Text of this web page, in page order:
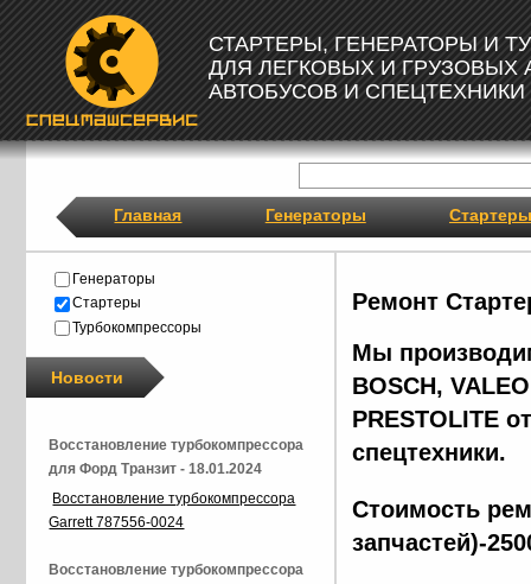
СТАРТЕРЫ, ГЕНЕРАТОРЫ И
ДЛЯ ЛЕГКОВЫХ И ГРУЗОВЫХ
АВТОБУСОВ И СПЕЦТЕХНИКИ
Главная Генераторы Стартеры
Ремонт
Мы
BOSCH,
PRESTOLITE
спецтехники.
Стоимость
запчастей)-
Генераторы
Стартеры
Турбокомпрессоры
Новости
Восстановление турбокомпрессора
для Форд Транзит - 18.01.2024
Восстановление турбокомпрессора
Garrett 787556-0024
Восстановление турбокомпрессора